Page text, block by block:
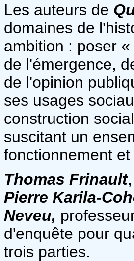
Les auteurs de
domaines de
ambition : poser
de l'émergence,
de l'opinion
ses usages
construction
suscitant un
fonctionnement
Thomas Frinault
Pierre Karila-
Neveu,
d'enquête pour
trois parties.